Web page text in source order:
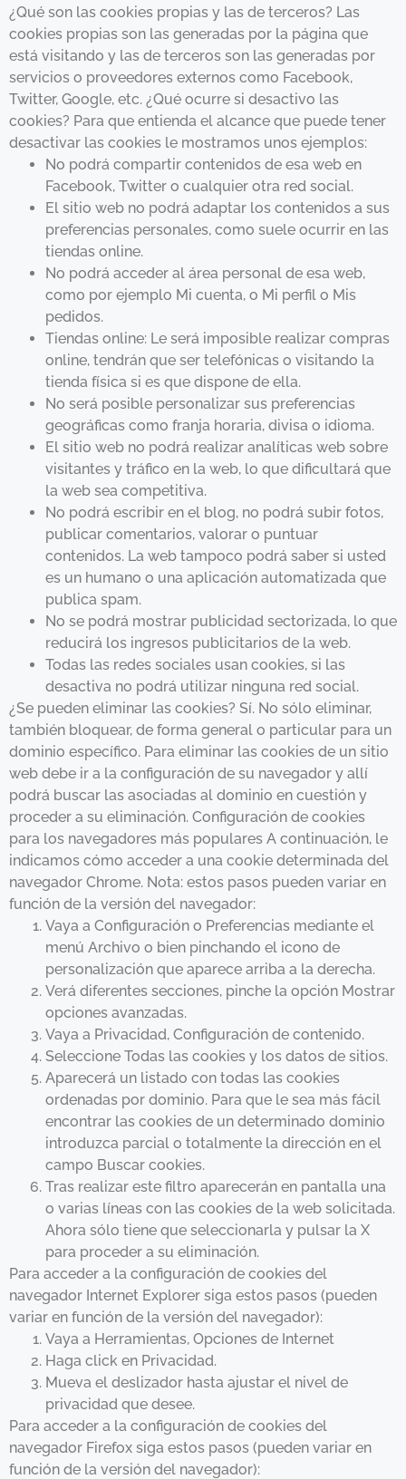
¿Qué son las cookies propias y las de terceros? Las
cookies propias son las generadas por la página que
está visitando y las de terceros son las generadas por
servicios o proveedores externos como Facebook,
Twitter, Google, etc. ¿Qué ocurre si desactivo las
cookies? Para que entienda el alcance que puede tener
desactivar las cookies le mostramos unos ejemplos:
No podrá compartir contenidos de esa web en
Facebook, Twitter o cualquier otra red social.
El sitio web no podrá adaptar los contenidos a sus
preferencias personales, como suele ocurrir en las
tiendas online.
No podrá acceder al área personal de esa web,
como por ejemplo Mi cuenta, o Mi perfil o Mis
pedidos.
Tiendas online: Le será imposible realizar compras
online, tendrán que ser telefónicas o visitando la
tienda física si es que dispone de ella.
No será posible personalizar sus preferencias
geográficas como franja horaria, divisa o idioma.
El sitio web no podrá realizar analíticas web sobre
visitantes y tráfico en la web, lo que dificultará que
la web sea competitiva.
No podrá escribir en el blog, no podrá subir fotos,
publicar comentarios, valorar o puntuar
contenidos. La web tampoco podrá saber si usted
es un humano o una aplicación automatizada que
publica spam.
No se podrá mostrar publicidad sectorizada, lo que
reducirá los ingresos publicitarios de la web.
Todas las redes sociales usan cookies, si las
desactiva no podrá utilizar ninguna red social.
¿Se pueden eliminar las cookies? Sí. No sólo eliminar,
también bloquear, de forma general o particular para un
dominio específico. Para eliminar las cookies de un sitio
web debe ir a la configuración de su navegador y allí
podrá buscar las asociadas al dominio en cuestión y
proceder a su eliminación. Configuración de cookies
para los navegadores más populares A continuación, le
indicamos cómo acceder a una cookie determinada del
navegador Chrome. Nota: estos pasos pueden variar en
función de la versión del navegador:
Vaya a Configuración o Preferencias mediante el
menú Archivo o bien pinchando el icono de
personalización que aparece arriba a la derecha.
Verá diferentes secciones, pinche la opción Mostrar
opciones avanzadas.
Vaya a Privacidad, Configuración de contenido.
Seleccione Todas las cookies y los datos de sitios.
Aparecerá un listado con todas las cookies
ordenadas por dominio. Para que le sea más fácil
encontrar las cookies de un determinado dominio
introduzca parcial o totalmente la dirección en el
campo Buscar cookies.
Tras realizar este filtro aparecerán en pantalla una
o varias líneas con las cookies de la web solicitada.
Ahora sólo tiene que seleccionarla y pulsar la X
para proceder a su eliminación.
Para acceder a la configuración de cookies del
navegador Internet Explorer siga estos pasos (pueden
variar en función de la versión del navegador):
Vaya a Herramientas, Opciones de Internet
Haga click en Privacidad.
Mueva el deslizador hasta ajustar el nivel de
privacidad que desee.
Para acceder a la configuración de cookies del
navegador Firefox siga estos pasos (pueden variar en
función de la versión del navegador):